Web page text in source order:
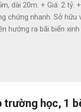
dài 20m. + Giá: 2
chứng nhanh. Sở
hướng ra bãi biển
Điện Ngọc. + Phía
học, 1